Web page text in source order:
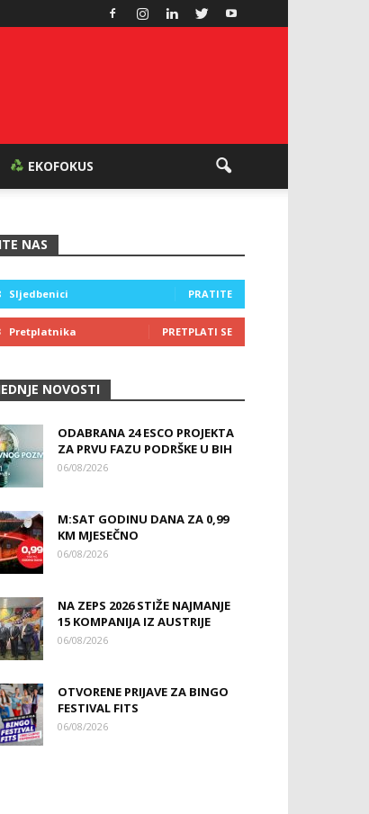
EKOFOKUS
NAS
Sljedbenici PRATITE
Pretplatnika PRETPLATI SE
NOVOSTI
ODABRANA 24 ESCO PROJEKTA
ZA PRVU FAZU PODRŠKE U BIH
06/08/2026
M:SAT GODINU DANA ZA 0,99
KM MJESEČNO
06/08/2026
NA ZEPS 2026 STIŽE NAJMANJE
15 KOMPANIJA IZ AUSTRIJE
06/08/2026
OTVORENE PRIJAVE ZA BINGO
FESTIVAL FITS
06/08/2026